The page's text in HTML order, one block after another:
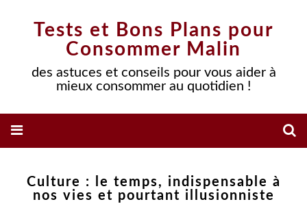
Tests et Bons Plans pour
Consommer Malin
des astuces et conseils pour vous aider à
mieux consommer au quotidien !
Culture : le temps, indispensable à
nos vies et pourtant illusionniste